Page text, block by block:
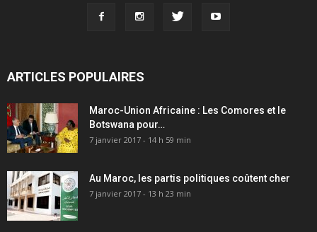
ARTICLES POPULAIRES
Maroc-Union Africaine : Les Comores et le
Botswana pour…
7 janvier 2017 - 14 h 59 min
Au Maroc, les partis politiques coûtent cher
7 janvier 2017 - 13 h 23 min